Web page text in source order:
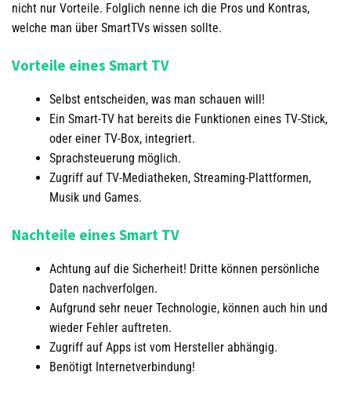
nicht nur Vorteile. Folglich nenne ich die Pros und Kontras,
welche man über SmartTVs wissen sollte.
Vorteile eines Smart TV
Selbst entscheiden, was man schauen will!
Ein Smart-TV hat bereits die Funktionen eines TV-Stick,
oder einer TV-Box, integriert.
Sprachsteuerung möglich.
Zugriff auf TV-Mediatheken, Streaming-Plattformen,
Musik und Games.
Nachteile eines Smart TV
Achtung auf die Sicherheit! Dritte können persönliche
Daten nachverfolgen.
Aufgrund sehr neuer Technologie, können auch hin und
wieder Fehler auftreten.
Zugriff auf Apps ist vom Hersteller abhängig.
Benötigt Internetverbindung!